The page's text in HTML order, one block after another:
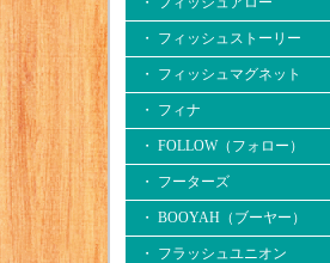
・ フィッシュストーリー
・ フィッシュマグネット
・ フィナ
・ FOLLOW（フォロー）
・ フーターズ
・ BOOYAH（ブーヤー）
・ フラッシュユニオン